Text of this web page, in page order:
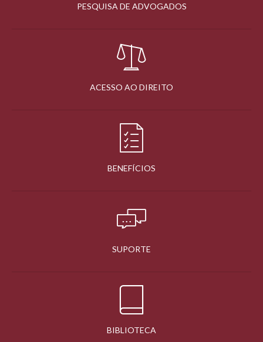
PESQUISA DE ADVOGADOS
ACESSO AO DIREITO
BENEFÍCIOS
SUPORTE
BIBLIOTECA